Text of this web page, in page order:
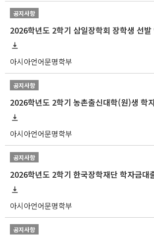
공지사항
아시아언어문명학부
공지사항
2026학년도 2학기 농촌출신대학(원)생 학
아시아언어문명학부
공지사항
2026학년도 2학기 한국장학재단 학자금대
아시아언어문명학부
공지사항